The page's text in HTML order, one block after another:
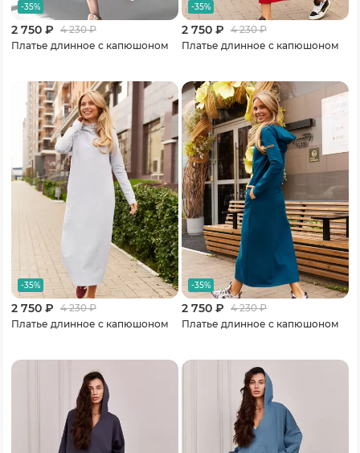
-35%
2 750 ₽ 4 230₽
Платье длинное с капюшоном
-35%
2 750 ₽ 4 230₽
Платье длинное с капюшоном
-35%
2 750 ₽ 4 230₽
Платье длинное с капюшоном
-35%
2 750 ₽ 4 230₽
Платье длинное с капюшоном